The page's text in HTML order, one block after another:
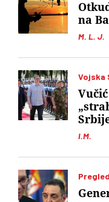
M. L. J.
na
Vojska
I.M.